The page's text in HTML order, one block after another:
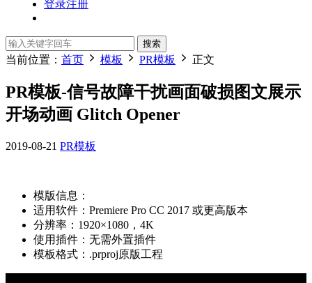
登录注册
搜索
当前位置： 首页 模板 PR模板 正文
PR模板-信号故障干扰画面破损图文展示
开场动画 Glitch Opener
2019-08-21 PR模板
模版信息：
适用软件：Premiere Pro CC 2017 或更高版本
分辨率：1920×1080，4K
使用插件：无需外置插件
模板格式：.prproj原版工程